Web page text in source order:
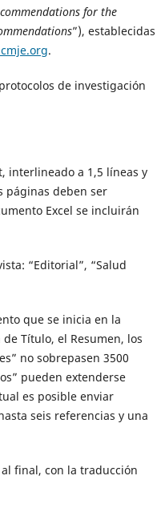
for the
”), establecidas
.
de investigación
interlineado a 1,5 líneas y
páginas deben ser
Excel se incluirán
“Editorial”, “Salud
que se inicia en la
Título, el Resumen, los
no sobrepasen 3500
pueden extenderse
es posible enviar
seis referencias y una
final, con la traducción